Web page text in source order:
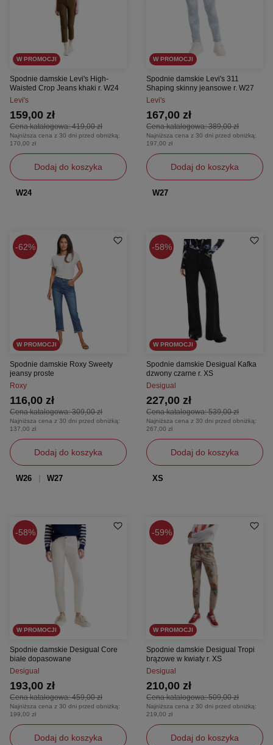
W PROMOCJI
Spodnie damskie Levi's High-
Waisted Crop Jeans khaki r. W24
Levi's
Cena katalogowa:419,00 zł
159,00 zł
Najniższa cena z 30 dni przed obniżką:
170,00 zł
Dodaj do koszyka
W24
W PROMOCJI
Spodnie damskie Levi's 311
Shaping skinny jeansowe r. W27
Levi's
Cena katalogowa:389,00 zł
167,00 zł
Najniższa cena z 30 dni przed obniżką:
197,00 zł
Dodaj do koszyka
W27
62%
W PROMOCJI
Spodnie damskie Roxy Sweety
jeansy proste
Roxy
Cena katalogowa:309,00 zł
116,00 zł
Najniższa cena z 30 dni przed obniżką:
137,00 zł
Dodaj do koszyka
W26 W27
58%
W PROMOCJI
Spodnie damskie Desigual Kafka
dzwony czarne r. XS
Desigual
Cena katalogowa:539,00 zł
227,00 zł
Najniższa cena z 30 dni przed obniżką:
267,00 zł
Dodaj do koszyka
XS
58%
W PROMOCJI
Spodnie damskie Desigual Core
białe dopasowane
Desigual
Cena katalogowa:459,00 zł
193,00 zł
Najniższa cena z 30 dni przed obniżką:
199,00 zł
Dodaj do koszyka
59%
W PROMOCJI
Spodnie damskie Desigual Tropi
brązowe w kwiaty r. XS
Desigual
Cena katalogowa:509,00 zł
210,00 zł
Najniższa cena z 30 dni przed obniżką:
219,00 zł
Dodaj do koszyka